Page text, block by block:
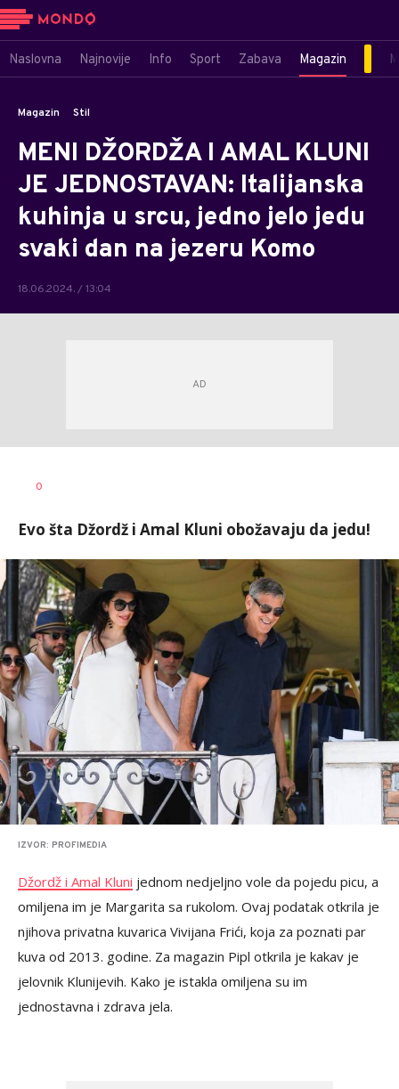
Naslovna Najnovije Info Sport Zabava Magazin
Magazin Stil
MENI DŽORDŽA I AMAL KLUNI
JE JEDNOSTAVAN: Italijanska
kuhinja u srcu, jedno jelo jedu
svaki dan na jezeru Komo
18.06.2024. / 13:04
0
Evo šta Džordž i Amal Kluni obožavaju da jedu!
IZVOR: PROFIMEDIA
Džordž i Amal Kluni jednom nedjeljno vole da pojedu picu, a
omiljena im je Margarita sa rukolom. Ovaj podatak otkrila je
njihova privatna kuvarica Vivijana Frići, koja za poznati par
kuva od 2013. godine. Za magazin Pipl otkrila je kakav je
jelovnik Klunijevih. Kako je istakla omiljena su im
jednostavna i zdrava jela.